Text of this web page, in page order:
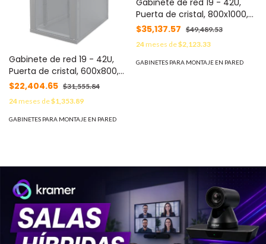
Gabinete de red 19 - 42U,
Puerta de cristal, 600x800,
Flatpack, IP20, Carga
estática máxima 1500 kg,
INTELLINET 713184
$22,404.65 $31,555.84
24meses de$1,353.89
GABINETES PARA MONTAJE EN PARED
Gabinete de red 19 - 42U,
Puerta de cristal, 800x1000,
Flatpack, IP20, Carga
estática máxima 1500 kg,
INTELLINET 713276
$35,137.57 $49,489.53
24meses de$2,123.33
GABINETES PARA MONTAJE EN PARED